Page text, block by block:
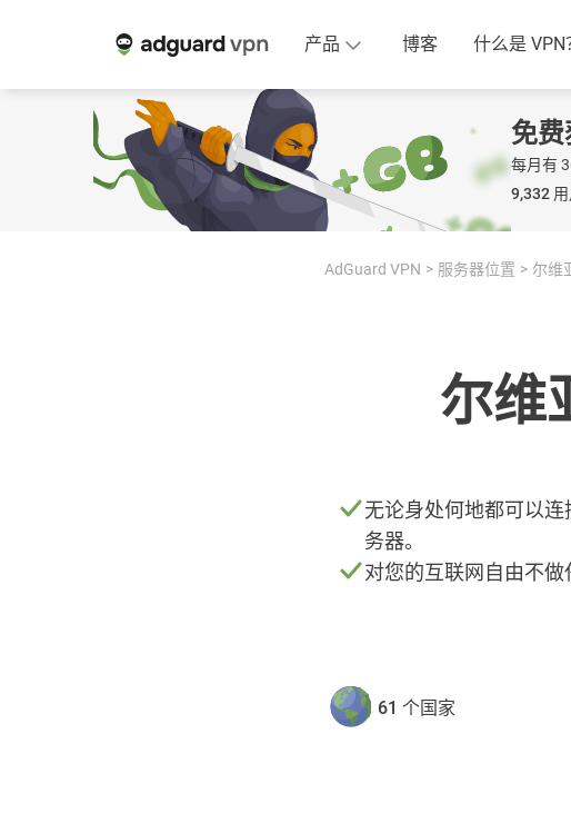
产品 博客 什么是 VPN
免费
每月有
9,332
AdGuard VPN 服务器位置 尔维
尔维
无论身处何地都可以连
务器。
对您的互联网自由不做
61 个国家